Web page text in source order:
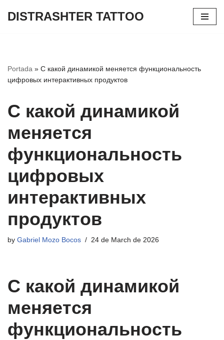
DISTRASHTER TATTOO
Portada » С какой динамикой меняется функциональность
цифровых интерактивных продуктов
С какой динамикой
меняется
функциональность
цифровых
интерактивных
продуктов
by Gabriel Mozo Bocos 24 de March de 2026
С какой динамикой
меняется
функциональность